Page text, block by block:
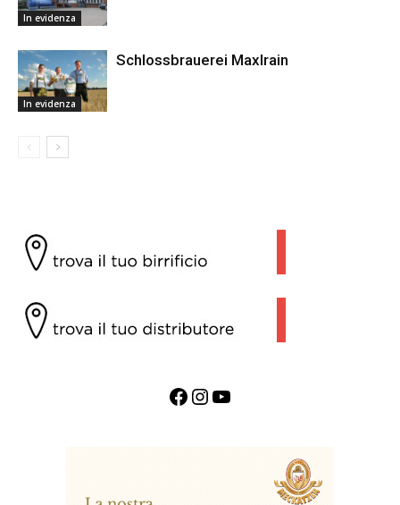
In evidenza
In evidenza
Schlossbrauerei Maxlrain
Facebook InstagramYouTube